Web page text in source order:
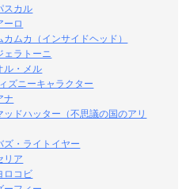
スカル
ーロ
ムカ（インサイドヘッド）
ラトーニ
ル・メル
ズニーキャラクター
ナ
ドハッター（不思議の国のアリ
ズ・ライトイヤー
リア
ロコビ